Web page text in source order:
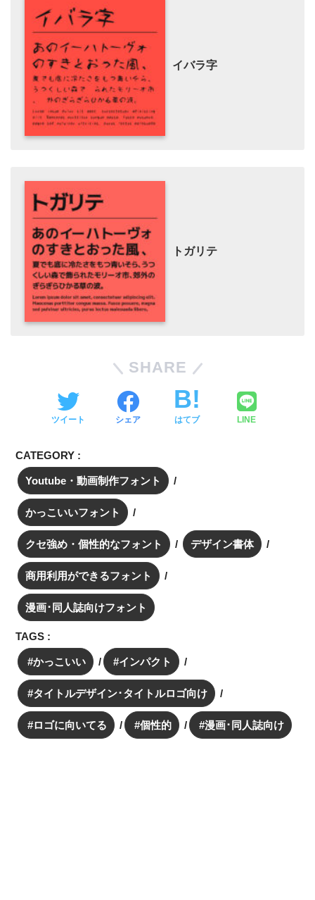
イバラ字
トガリテ
SHARE
ツイート シェア はてブ LINE
CATEGORY :
Youtube・動画制作フォント
かっこいいフォント
クセ強め・個性的なフォント デザイン書体
商用利用ができるフォント
漫画･同人誌向けフォント
TAGS :
かっこいい インパクト
タイトルデザイン･タイトルロゴ向け
ロゴに向いてる 個性的 漫画･同人誌向け